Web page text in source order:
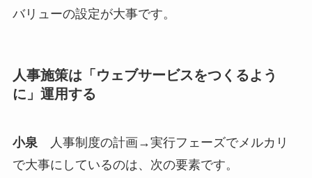
バリューの設定が大事です。
人事施策は「ウェブサービスをつくるよう
に」運用する
小泉 人事制度の計画→実行フェーズでメルカリ
で大事にしているのは、次の要素です。